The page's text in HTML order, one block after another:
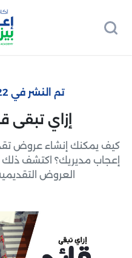
تم النشر في August 23, 2022
إزاي تبقى
كيف يمكنك إنشاء عروض
إعجاب مديريك؟ اكتشف
العروض